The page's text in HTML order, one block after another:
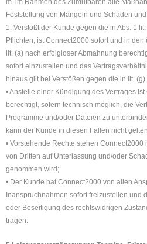
m. im Rahmen des Zumutbaren alle
Feststellung von Mängeln und Schäden
1. Verstößt der Kunde gegen die in Abs. 1
Pflichten, ist Connect2000 sofort und in
lit. (a) nach erfolgloser Abmahnung
sofort einzustellen und das
hinaus gilt bei Verstößen gegen die in lit.
• Anstelle einer Kündigung des Vertrages
berechtigt, sofern technisch möglich, die
Programme und/oder Dateien zu
kann der Kunde in diesen Fällen nicht
• Vorstehende Rechte stehen
von Dritten auf Unterlassung und/oder
genommen wird;
• Der Kunde hat Connect2000 von allen
Inanspruchnahmen sofort freizustellen und
oder Beseitigung des rechtswidrigen
tragen.